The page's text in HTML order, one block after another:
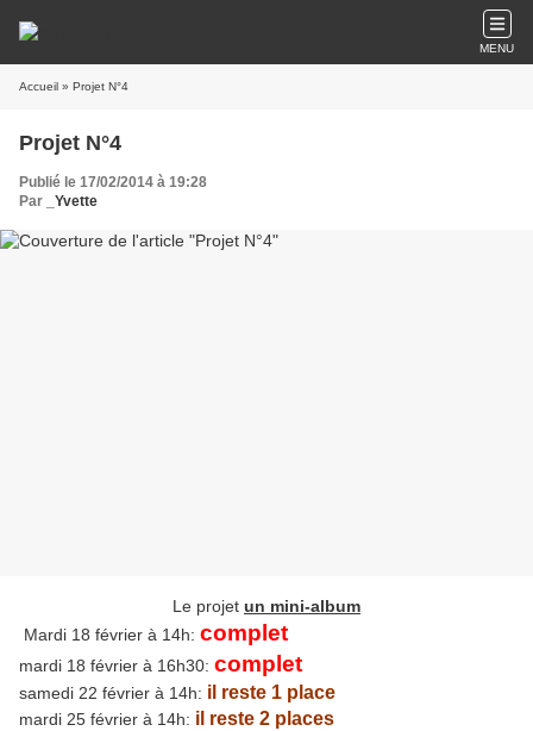
MENU
Accueil » Projet N°4
Projet N°4
Publié le 17/02/2014 à 19:28
Par
_Yvette
Le projet un mini-album
Mardi 18 février à 14h: complet
mardi 18 février à 16h30: complet
samedi 22 février à 14h: il reste 1 place
mardi 25 février à 14h: il reste 2 places